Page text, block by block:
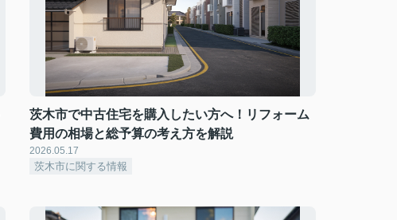
茨木市で中古住宅を購入したい方へ！リフォーム
費用の相場と総予算の考え方を解説
2026.05.17
茨木市に関する情報